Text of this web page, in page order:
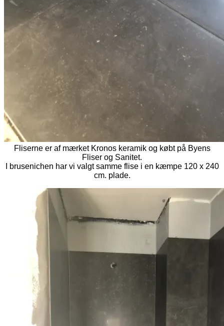
Fliserne er af mærket Kronos keramik og købt på Byens
Fliser og Sanitet.
I brusenichen har vi valgt samme flise i en kæmpe 120 x 240
cm. plade.